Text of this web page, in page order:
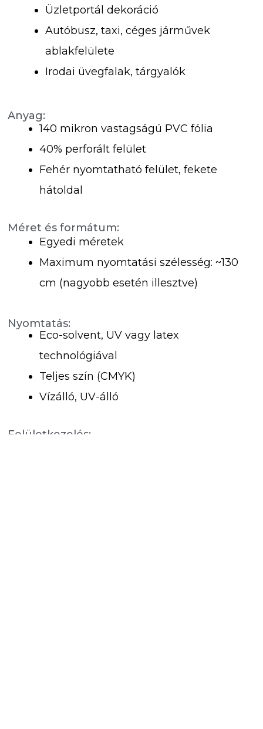
Üzletportál dekoráció
Autóbusz, taxi, céges járművek
ablakfelülete
Irodai üvegfalak, tárgyalók
Anyag:
140 mikron vastagságú PVC fólia
40% perforált felület
Fehér nyomtatható felület, fekete
hátoldal
Méret és formátum:
Egyedi méretek
Maximum nyomtatási szélesség: ~130
cm (nagyobb esetén illesztve)
Nyomtatás:
Eco-solvent, UV vagy latex
technológiával
Teljes szín (CMYK)
Vízálló, UV-álló
Felületkezelés: